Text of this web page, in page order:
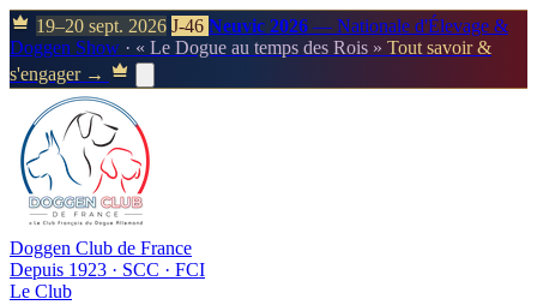
19–20 sept. 2026 J-46 Neuvic 2026 — Nationale d'Élevage &
Doggen Show · « Le Dogue au temps des Rois » Tout savoir &
s'engager →
Doggen Club de France
Depuis 1923 · SCC · FCI
Le Club